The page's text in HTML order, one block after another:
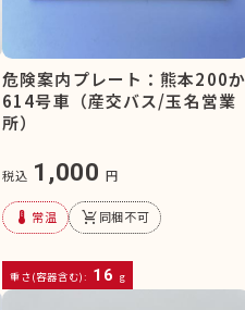
危険案内プレート：熊本200か
614号車（産交バス/玉名営業
所）
税込 1,000 円
device_thermostat 常温 remove_shopping_cart同梱不可
重さ(容器含む): 16 g